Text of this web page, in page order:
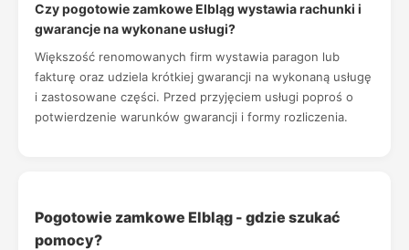
Czy pogotowie zamkowe Elbląg wystawia rachunki i
gwarancje na wykonane usługi?
Większość renomowanych firm wystawia paragon lub
fakturę oraz udziela krótkiej gwarancji na wykonaną usługę
i zastosowane części. Przed przyjęciem usługi poproś o
potwierdzenie warunków gwarancji i formy rozliczenia.
Pogotowie zamkowe Elbląg - gdzie szukać
pomocy?